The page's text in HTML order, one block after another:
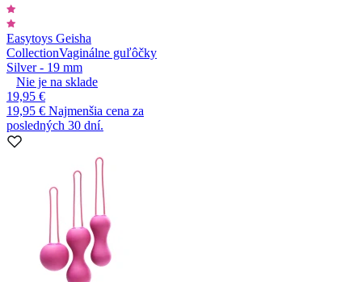
Easytoys Geisha
CollectionVaginálne guľôčky
Silver - 19 mm
Nie je na sklade
19,95 €
19,95 € Najmenšia cena za
posledných 30 dní.